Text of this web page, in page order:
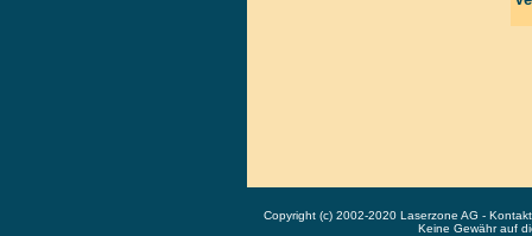
Copyright (c) 2002-2020 Laserzone AG -
Keine Gewähr auf